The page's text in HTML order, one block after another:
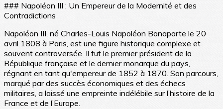
### Napoléon III : Un Empereur de la Modernité et des
Contradictions
Napoléon III, né Charles-Louis Napoléon Bonaparte le 20
avril 1808 à Paris, est une figure historique complexe et
souvent controversée. Il fut le premier président de la
République française et le dernier monarque du pays,
régnant en tant qu'empereur de 1852 à 1870. Son parcours,
marqué par des succès économiques et des échecs
militaires, a laissé une empreinte indélébile sur l’histoire de la
France et de l’Europe.